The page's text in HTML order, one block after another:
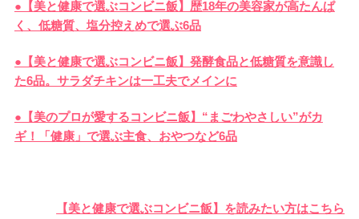
●【美と健康で選ぶコンビニ飯】歴18年の美容家が高たんぱ
く、低糖質、塩分控えめで選ぶ6品
●【美と健康で選ぶコンビニ飯】発酵食品と低糖質を意識し
た6品。サラダチキンは一工夫でメインに
●【美のプロが愛するコンビニ飯】“まごわやさしい”がカ
ギ！「健康」で選ぶ主食、おやつなど6品
【美と健康で選ぶコンビニ飯】を読みたい方はこちら